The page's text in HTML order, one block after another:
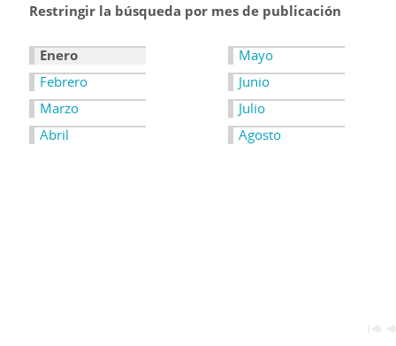
Restringir la búsqueda por mes de publicación
Enero
Febrero
Marzo
Abril
Mayo
Junio
Julio
Agosto